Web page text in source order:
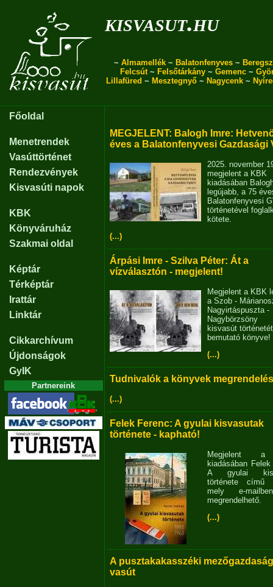
kisvasut.hu
~ Almamellék ~ Balatonfenyves ~
Felcsút~ Felsőtárkány ~ Gemenc ~
Lillafüred ~ Mesztegnyő ~ Nagycenk ~
Főoldal
Menetrendek
Vasúttörténet
Rendezvények
Kisvasúti napok
KBK
Könyváruház
Szakmai oldal
Képtár
Térképtár
Irattár
Linktár
Cikkarchívum
Újdonságok
GyIK
Partnereink
MEGJELENT: Balogh Imre:
éves a Balatonfenyvesi Gazdasági
2025. november
megjelent a KBK
kiadásában
legújabb, a 75
Balatonfenyvesi
történetével
kötete.
(...)
Árpási Imre - Szilva Péter: Át a
vízválasztón - megjelent!
Megjelent a KBK
a Szob -
Nagyirtáspuszta -
Nagybörzsöny
kisvasút történetét
bemutató könyve!
(...)
Tudnivalók a könyvek
(...)
Felek Ferenc: A gyulai kisvasutak
története - kapható!
Megjelent
kiadásában
A gyulai
története című
mely e-
megrendelhető.
(...)
A pusztakakasszéki
vasút